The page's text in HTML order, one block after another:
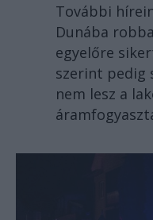
További
Dunába
egyelőre
szerint pedig
nem lesz a